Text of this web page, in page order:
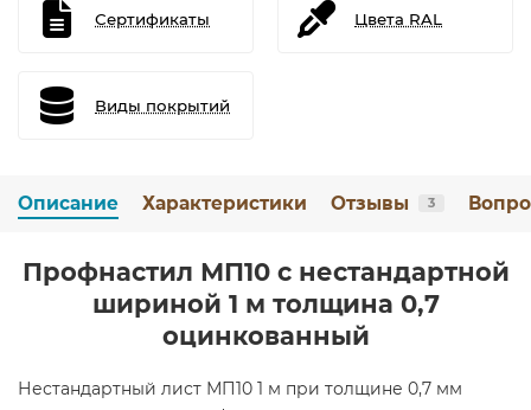
Сертификаты Цвета RAL
Виды покрытий
Описание Характеристики Отзывы 3
Профнастил МП10 с нестандартной
шириной 1 м толщина 0,7
оцинкованный
Нестандартный лист МП10 1 м при толщине 0,7 мм